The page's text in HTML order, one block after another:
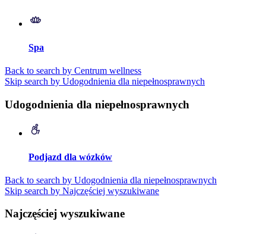
Spa
Back to search by Centrum wellness
Skip search by Udogodnienia dla niepełnosprawnych
Udogodnienia dla niepełnosprawnych
Podjazd dla wózków
Back to search by Udogodnienia dla niepełnosprawnych
Skip search by Najczęściej wyszukiwane
Najczęściej wyszukiwane